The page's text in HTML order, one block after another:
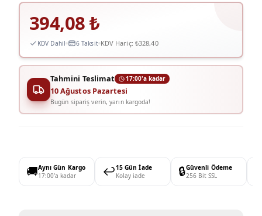
394,08₺
KDV Dahil 6 Taksit KDV Hariç: ₺328,40
Tahmini Teslimat 17:00'a kadar
10 Ağustos Pazartesi
Bugün sipariş verin, yarın kargoda!
🚚Aynı Gün Kargo
17:00'a kadar
↩️15 Gün İade
Kolay iade
🔒Güvenli Ödeme
256 Bit SSL